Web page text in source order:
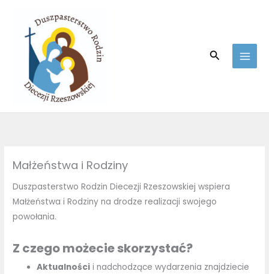
content
Search
Małżeństwa i Rodziny
Duszpasterstwo Rodzin Diecezji Rzeszowskiej wspiera
Małżeństwa i Rodziny na drodze realizacji swojego
powołania.
Z czego możecie skorzystać?
Aktualności i nadchodzące wydarzenia znajdziecie